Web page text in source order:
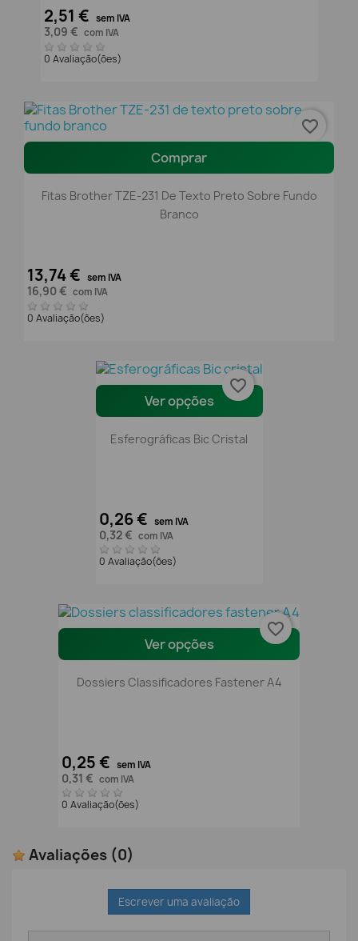
2,51 € sem IVA
3,09 € com IVA
0 Avaliação(ões)
Comprar
Fitas Brother TZE-231 De Texto Preto Sobre Fundo
Branco
13,74 € sem IVA
16,90 € com IVA
0 Avaliação(ões)
favorite_border
Ver opções
Esferográficas Bic Cristal
0,26 € sem IVA
0,32 € com IVA
0 Avaliação(ões)
favorite_border
Ver opções
Dossiers Classificadores Fastener A4
0,25 € sem IVA
0,31 € com IVA
0 Avaliação(ões)
favorite_border
Avaliações (0)
Escrever uma avaliação